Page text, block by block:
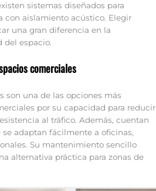
sistemas diseñados para
con aislamiento acústico. Elegir
una gran diferencia en la
del espacio.
comerciales
son una de las opciones más
por su capacidad para reducir
al tráfico. Además, cuentan
adaptan fácilmente a oficinas,
Su mantenimiento sencillo
alternativa práctica para zonas de